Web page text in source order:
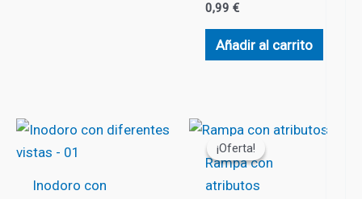
0,99€
Añadir al carrito
Inodoro con
¡Oferta!
¡Oferta!
Rampa con
atributos